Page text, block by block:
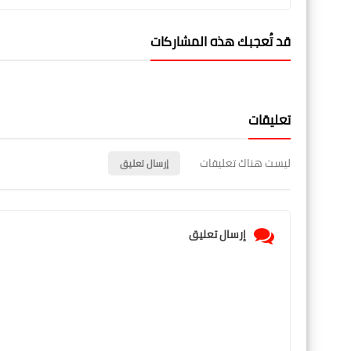
قد تُعجبك هذه المشاركات
تعليقات
ليست هناك تعليقات إرسال تعليق
إرسال تعليق